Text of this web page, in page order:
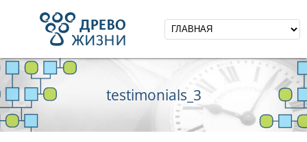
testimonials_3